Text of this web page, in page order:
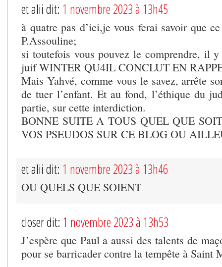
et alii dit: 1 novembre 2023 à 13h45
à quatre pas d’ici,je vous ferai savoir que
P.Assouline;
si toutefois vous pouvez le comprendre, il
juif WINTER QU4IL CONCLUT EN
Mais Yahvé, comme vous le savez, arrête
de tuer l’enfant. Et au fond, l’éthique du
partie, sur cette interdiction.
BONNE SUITE A TOUS QUEL QUE
VOS PSEUDOS SUR CE BLOG OU
et alii dit: 1 novembre 2023 à 13h46
OU QUELS QUE SOIENT
closer dit: 1 novembre 2023 à 13h53
J’espère que Paul a aussi des talents de
pour se barricader contre la tempête à